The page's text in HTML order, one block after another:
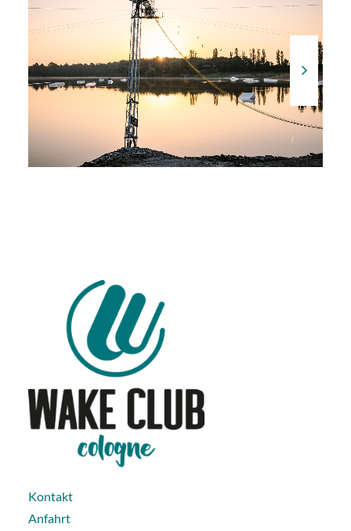
Kontakt
Anfahrt